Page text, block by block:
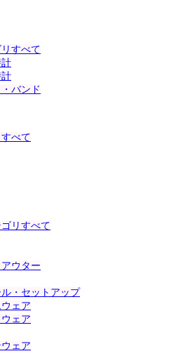
すべて
バンド
べて
リすべて
ウター
・セットアップ
ェア
ェア
ェア